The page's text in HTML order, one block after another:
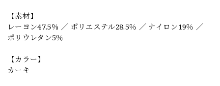
【素材】
レーヨン47.5％ ／ ポリエステル28.5％ ／ ナイロン19％ ／
ポリウレタン5％
【カラー】
カーキ